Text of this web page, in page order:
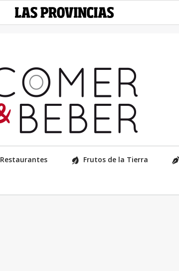
Restaurantes Frutos de la Tierra